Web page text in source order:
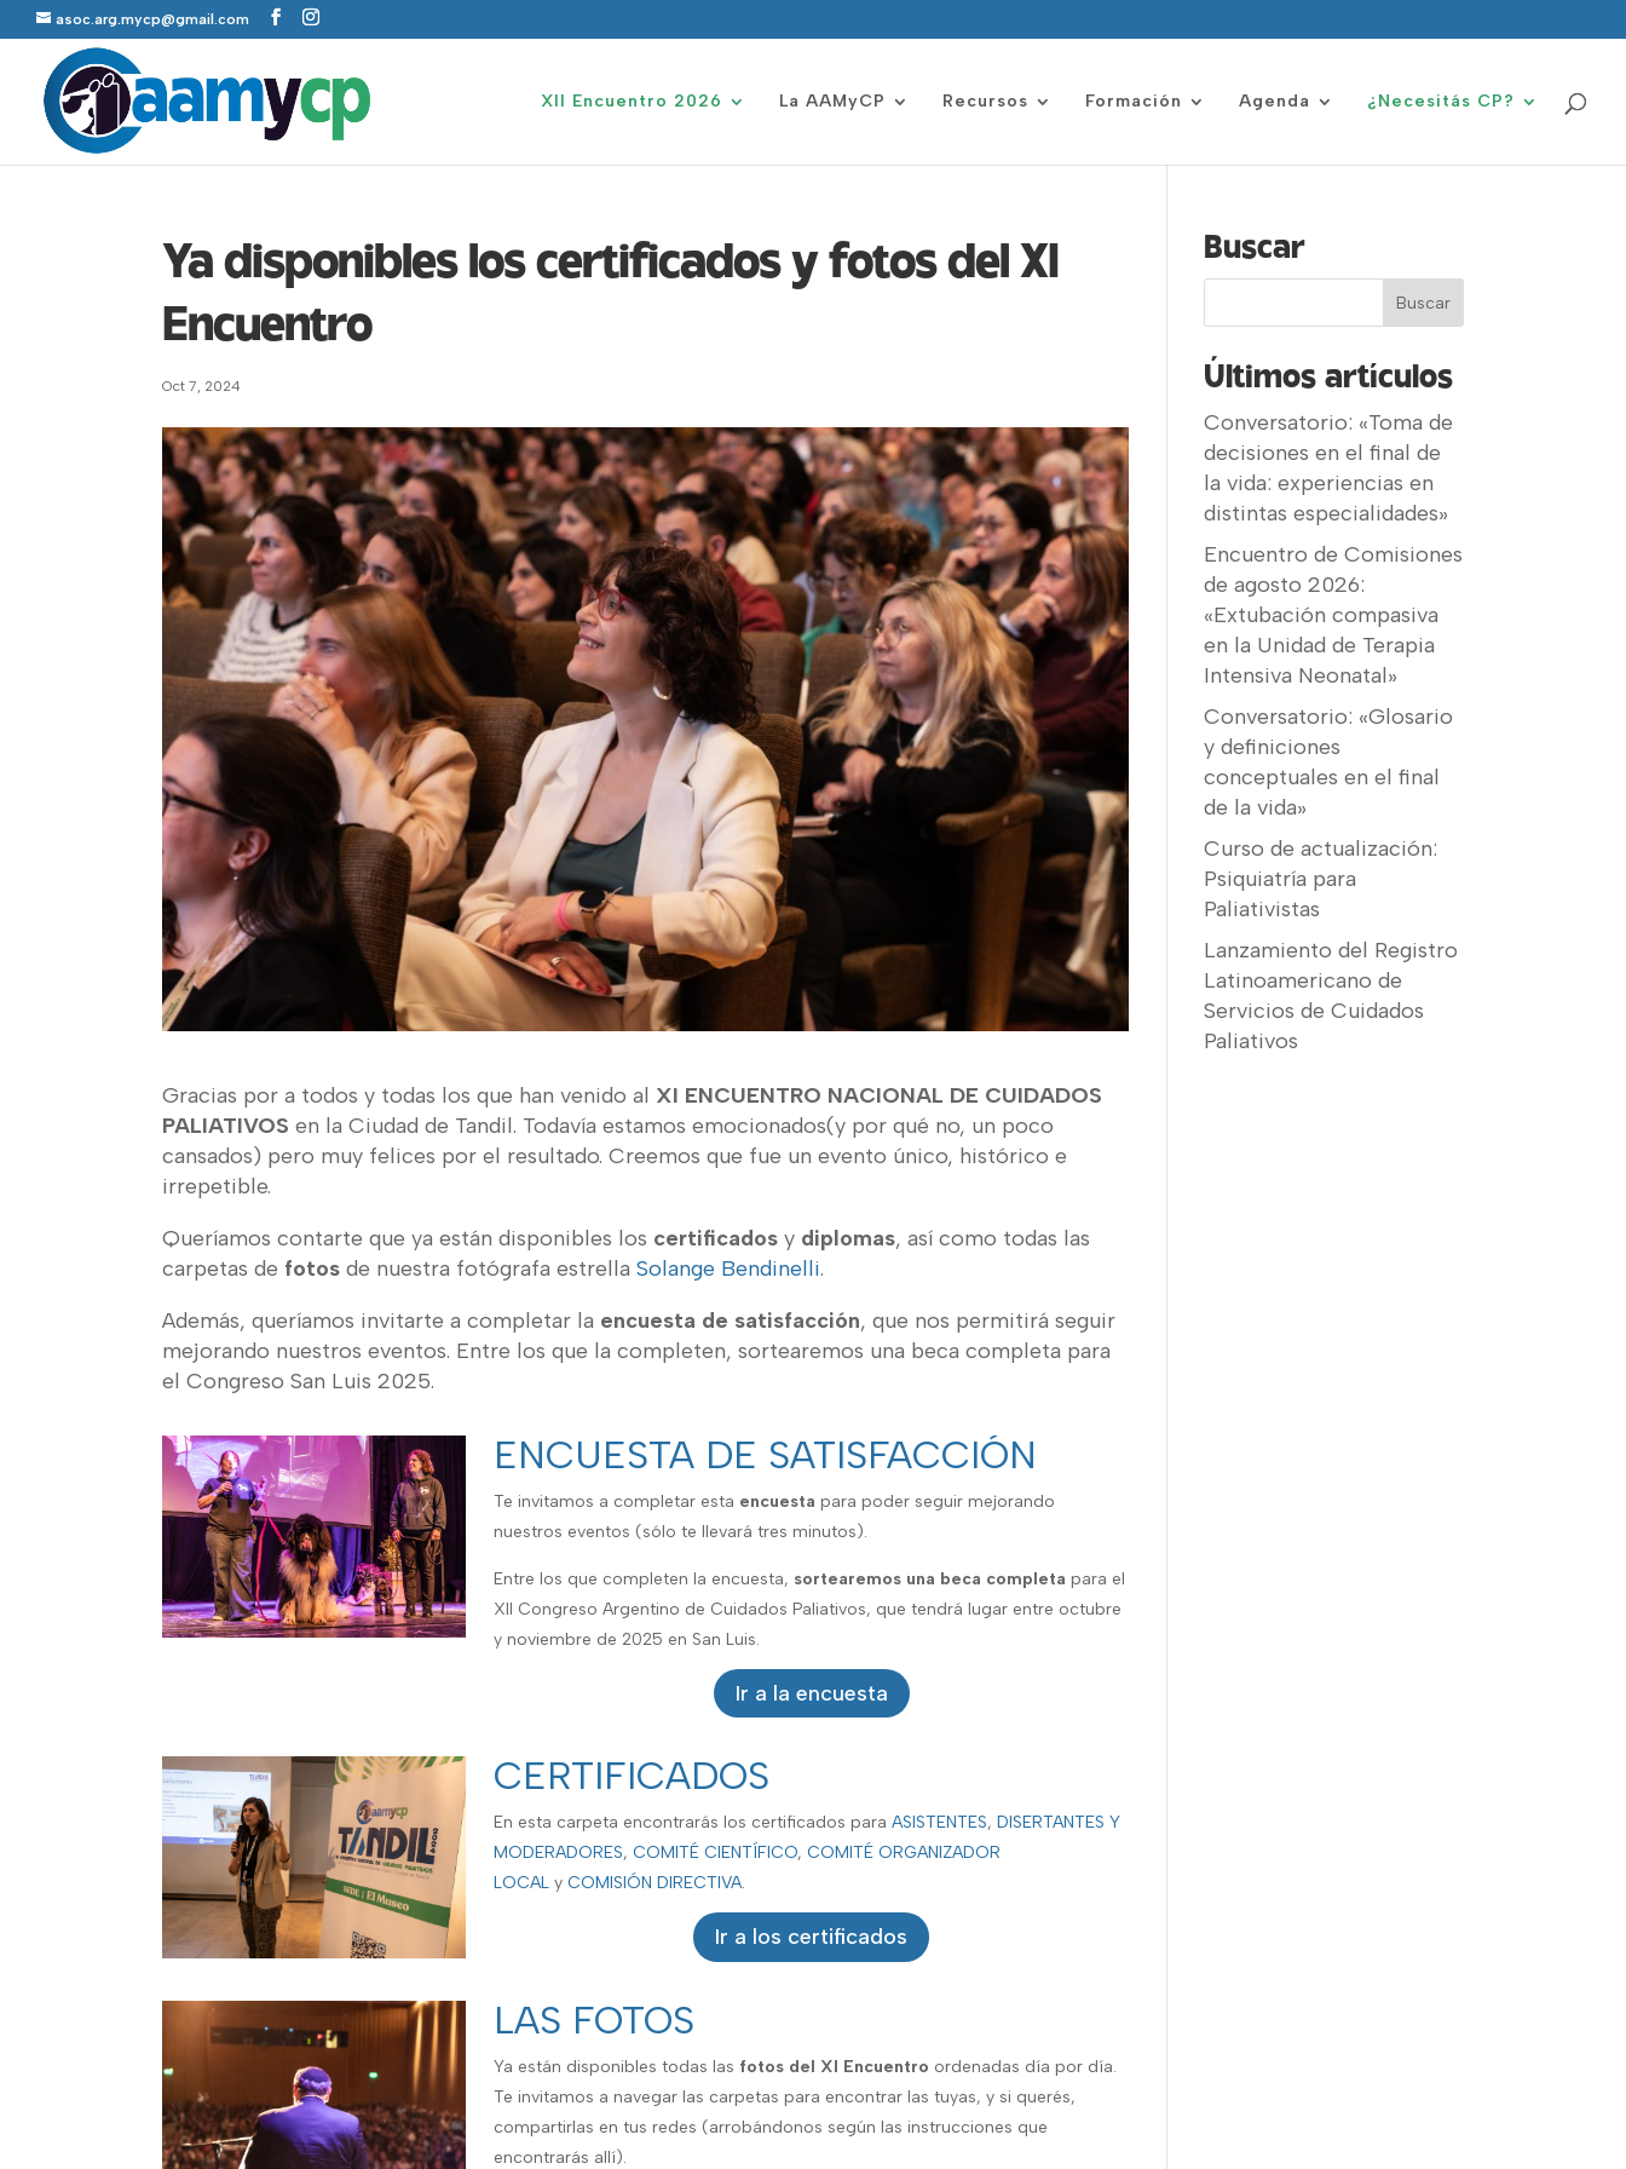
asoc.arg.mycp@gmail.com
XII Encuentro 2026 La AAMyCP Recursos Formación Agenda ¿Necesitás CP?
Ya disponibles los certificados y fotos del XI
Encuentro
Oct 7, 2024
Gracias por a todos y todas los que han venido al XI ENCUENTRO NACIONAL DE CUIDADOS
PALIATIVOSen la Ciudad de Tandil. Todavía estamos emocionados(y por qué no, un poco
cansados) pero muy felices por el resultado. Creemos que fue un evento único, histórico e
irrepetible.
Queríamos contarte que ya están disponibles los certificados y diplomas, así como todas las
carpetas de fotos de nuestra fotógrafa estrellaSolange Bendinelli.
Además, queríamos invitarte a completar la encuesta de satisfacción, que nos permitirá seguir
mejorando nuestros eventos. Entre los que la completen, sortearemos una beca completa para
el Congreso San Luis 2025.
ENCUESTA DE SATISFACCIÓN
Te invitamos a completar esta encuesta para poder seguir mejorando
nuestros eventos (sólo te llevará tres minutos).
Entre los que completen la encuesta, sortearemos una beca completa para el
XII Congreso Argentino de Cuidados Paliativos, que tendrá lugar entre octubre
y noviembre de 2025 en San Luis.
Ir a la encuesta
CERTIFICADOS
En esta carpeta encontrarás los certificados paraASISTENTES,DISERTANTES Y
MODERADORES,COMITÉ CIENTÍFICO,COMITÉ ORGANIZADOR
LOCAL yCOMISIÓN DIRECTIVA.
Ir a los certificados
LAS FOTOS
Ya están disponibles todas las fotos del XI Encuentro ordenadas día por día.
Te invitamos a navegar las carpetas para encontrar las tuyas, y si querés,
compartirlas en tus redes (arrobándonos según las instrucciones que
encontrarás allí).
Buscar
Últimos artículos
Conversatorio: «Toma de
decisiones en el final de
la vida: experiencias en
distintas especialidades»
Encuentro de Comisiones
de agosto 2026:
«Extubación compasiva
en la Unidad de Terapia
Intensiva Neonatal»
Conversatorio: «Glosario
y definiciones
conceptuales en el final
de la vida»
Curso de actualización:
Psiquiatría para
Paliativistas
Lanzamiento del Registro
Latinoamericano de
Servicios de Cuidados
Paliativos